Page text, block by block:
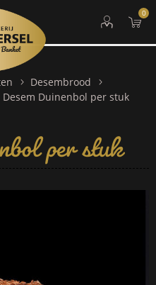
0
Desembrood
Desem Duinenbol per stuk
per stuk